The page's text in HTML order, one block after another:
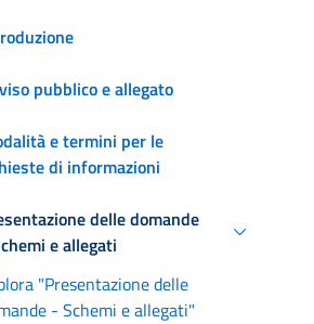
pubblico e allegato
e termini per le
di informazioni
delle domande
e allegati
"Presentazione delle
- Schemi e allegati"